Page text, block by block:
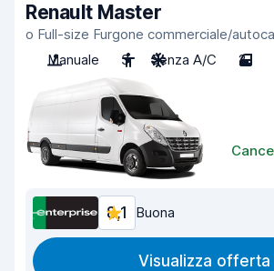
Renault Master
o Full-size Furgone commerciale/
Manuale
3 Senza A/C 2
8,1 Buona
Visualizza offerta